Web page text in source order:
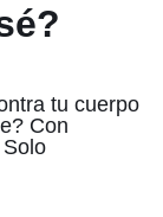
tu cuerpo
Con